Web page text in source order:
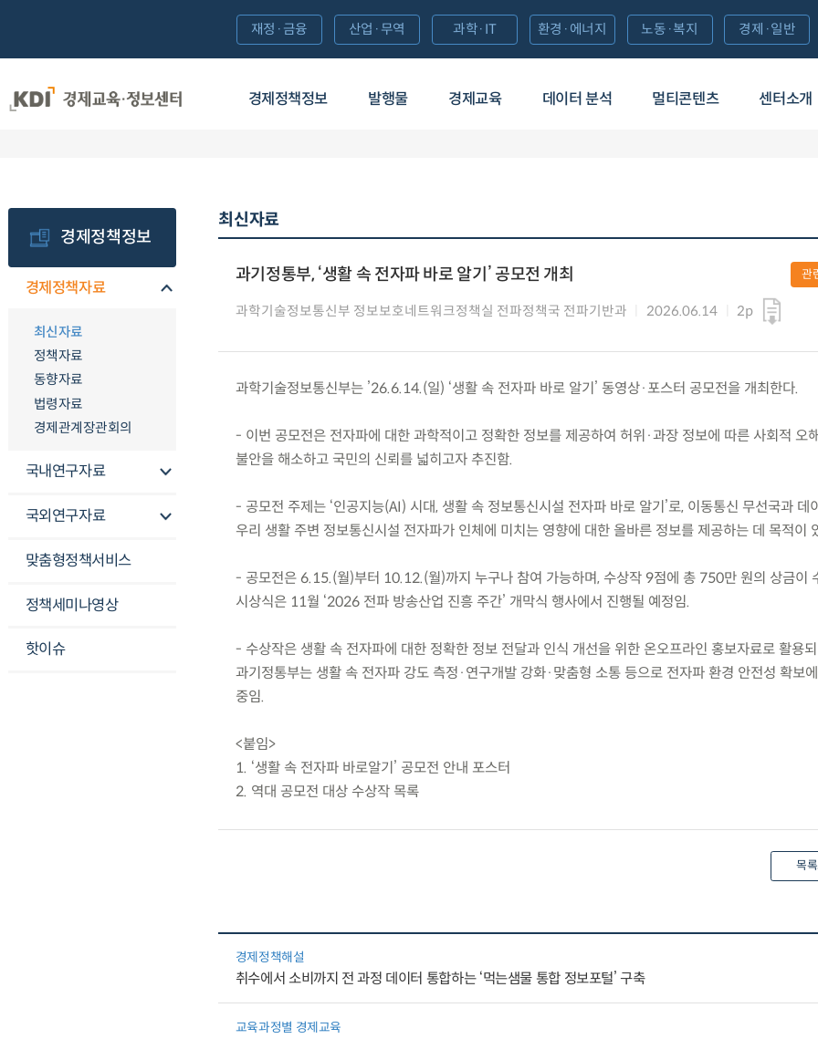
경제정책정보 발행물 경제교육 데이터 분석 멀티콘텐츠 센터소개
재정·금융 산업·무역 과학·IT 환경·에너지 노동·복지 경제·일반
경제정책정보
경제정책자료
최신자료
정책자료
동향자료
법령자료
경제관계장관회의
국내연구자료
국외연구자료
맞춤형정책서비스
정책세미나영상
핫이슈
최신자료
과기정통부, ‘생활 속 전자파 바로 알기’ 공모전 개최
과학기술정보통신부 정보보호네트워크정책실 전파정책국 전파기반과 2026.06.14 2p
관
과학기술정보통신부는 ’26.6.14.(일) ‘생활 속 전자파 바로 알기’ 동영상·포스터 공모전을 개최한다.
- 이번 공모전은 전자파에 대한 과학적이고 정확한 정보를 제공하여 허위·과장 정보에 따른 사회적 오
불안을 해소하고 국민의 신뢰를 넓히고자 추진함.
- 공모전 주제는 ‘인공지능(AI) 시대, 생활 속 정보통신시설 전자파 바로 알기’로, 이동통신 무선국과 데
우리 생활 주변 정보통신시설 전자파가 인체에 미치는 영향에 대한 올바른 정보를 제공하는 데 목적이
- 공모전은 6.15.(월)부터 10.12.(월)까지 누구나 참여 가능하며, 수상작 9점에 총 750만 원의 상금이
시상식은 11월 ‘2026 전파 방송산업 진흥 주간’ 개막식 행사에서 진행될 예정임.
- 수상작은 생활 속 전자파에 대한 정확한 정보 전달과 인식 개선을 위한 온오프라인 홍보자료로 활용
과기정통부는 생활 속 전자파 강도 측정·연구개발 강화·맞춤형 소통 등으로 전자파 환경 안전성 확보
중임.
<붙임>
1. ‘생활 속 전자파 바로알기’ 공모전 안내 포스터
2. 역대 공모전 대상 수상작 목록
목
경제정책해설
취수에서 소비까지 전 과정 데이터 통합하는 ‘먹는샘물 통합 정보포털’ 구축
교육과정별 경제교육